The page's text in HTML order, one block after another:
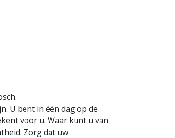
U bent in één dag op de
voor u. Waar kunt u van
Zorg dat uw